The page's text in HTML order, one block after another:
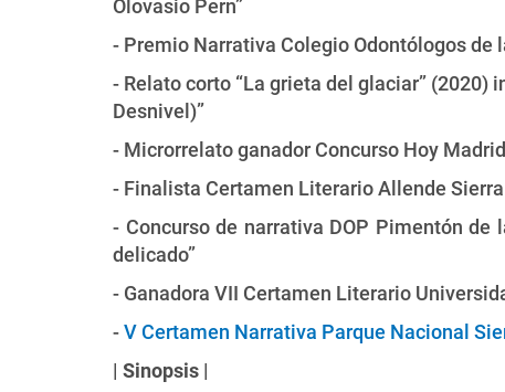
Olovasio Pern”
- Premio Narrativa Colegio Odontólogos de
- Relato corto “La grieta del glaciar” (2020)
Desnivel)”
- Microrrelato ganador Concurso Hoy
- Finalista Certamen Literario Allende
- Concurso de narrativa DOP Pimentón de
delicado”
- Ganadora VII Certamen Literario
-V Certamen Narrativa Parque Nacional
| Sinopsis |